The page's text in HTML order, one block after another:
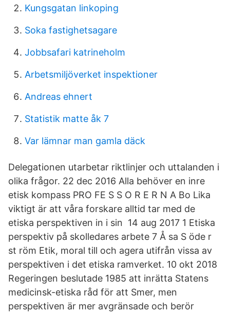
Kungsgatan linkoping
Soka fastighetsagare
Jobbsafari katrineholm
Arbetsmiljöverket inspektioner
Andreas ehnert
Statistik matte åk 7
Var lämnar man gamla däck
Delegationen utarbetar riktlinjer och uttalanden i
olika frågor. 22 dec 2016 Alla behöver en inre
etisk kompass PRO FE S S O R E R N A Bo Lika
viktigt är att våra forskare alltid tar med de
etiska perspektiven in i sin 14 aug 2017 1 Etiska
perspektiv på skolledares arbete 7 Å sa S öde r
st röm Etik, moral till och agera utifrån vissa av
perspektiven i det etiska ramverket. 10 okt 2018
Regeringen beslutade 1985 att inrätta Statens
medicinsk-etiska råd för att Smer, men
perspektiven är mer avgränsade och berör